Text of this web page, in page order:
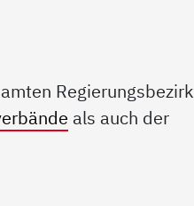
Regierungsbezirk
als auch der